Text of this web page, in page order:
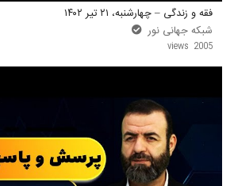
فقه و زندگی – چهارشنبه، ۲۱ تیر ۱۴۰۲
شبکه جهانی نور
2005 views